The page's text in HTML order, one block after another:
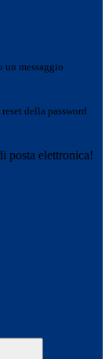
un messaggio
della password
posta elettronica!